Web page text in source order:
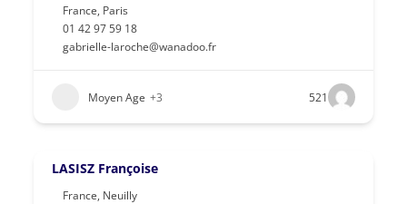
France, Paris
01 42 97 59 18
gabrielle-laroche@wanadoo.fr
Moyen Age +3 521
LASISZ Françoise
France, Neuilly